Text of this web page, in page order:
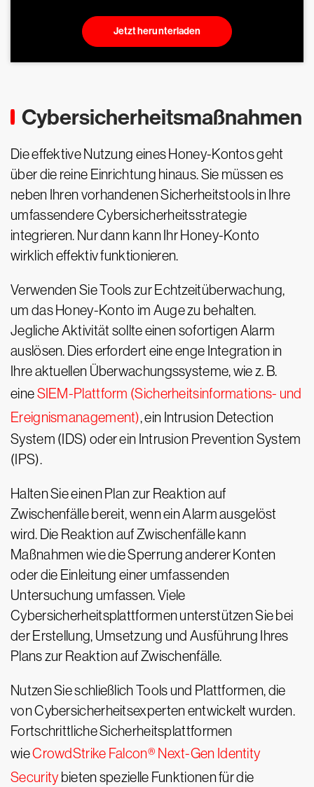
Jetzt herunterladen
Cybersicherheitsmaßnahmen
Die effektive Nutzung eines Honey-Kontos geht
über die reine Einrichtung hinaus. Sie müssen es
neben Ihren vorhandenen Sicherheitstools in Ihre
umfassendere Cybersicherheitsstrategie
integrieren. Nur dann kann Ihr Honey-Konto
wirklich effektiv funktionieren.
Verwenden Sie Tools zur Echtzeitüberwachung,
um das Honey-Konto im Auge zu behalten.
Jegliche Aktivität sollte einen sofortigen Alarm
auslösen. Dies erfordert eine enge Integration in
Ihre aktuellen Überwachungssysteme, wie z. B.
eineSIEM-Plattform (Sicherheitsinformations- und
Ereignismanagement), ein Intrusion Detection
System (IDS) oder ein Intrusion Prevention System
(IPS).
Halten Sie einen Plan zur Reaktion auf
Zwischenfälle bereit, wenn ein Alarm ausgelöst
wird. Die Reaktion auf Zwischenfälle kann
Maßnahmen wie die Sperrung anderer Konten
oder die Einleitung einer umfassenden
Untersuchung umfassen. Viele
Cybersicherheitsplattformen unterstützen Sie bei
der Erstellung, Umsetzung und Ausführung Ihres
Plans zur Reaktion auf Zwischenfälle.
Nutzen Sie schließlich Tools und Plattformen, die
von Cybersicherheitsexperten entwickelt wurden.
Fortschrittliche Sicherheitsplattformen
wieCrowdStrike Falcon® Next-Gen Identity
Security bieten spezielle Funktionen für die